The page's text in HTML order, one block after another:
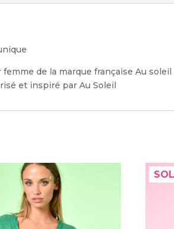
de la marque française Au
et inspiré par Au Soleil